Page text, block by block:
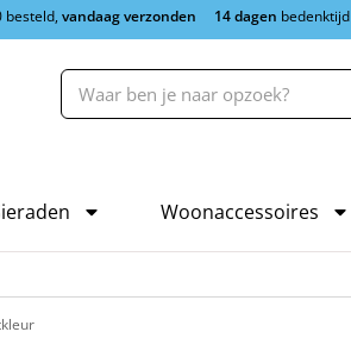
besteld,vandaag verzonden 14 dagen bedenktijd
Woonaccessoires